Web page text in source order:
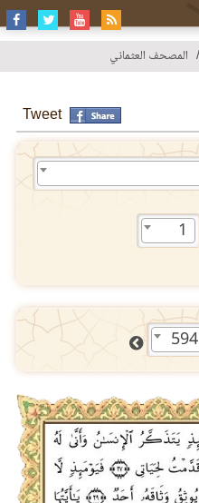
المصحف العثماني
Tweet
1
594